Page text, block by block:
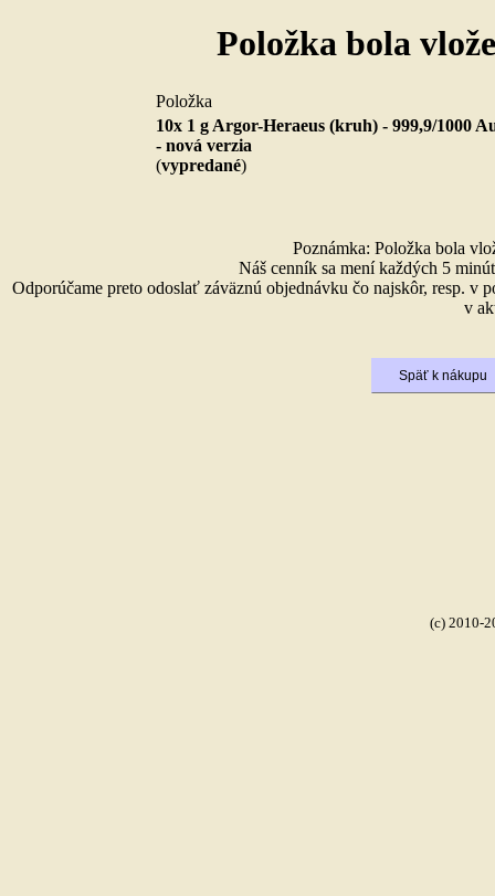
Položka bola
Položka
10x 1 g Argor-Heraeus (kruh) - 999,9/1000
- nová verzia
(vypredané)
Poznámka: Položka bola
Náš cenník sa mení každých 5
Odporúčame preto odoslať záväznú objednávku čo najskôr, resp. v
v
(c) 2010-